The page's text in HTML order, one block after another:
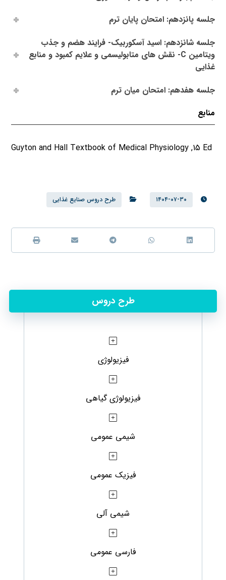
جلسه پانزدهم: امتحان پایان ترم
جلسه شانزدهم: اسید آسکوربیک- فرایند هضم و جذب
ویتامین C- نقش های متابولیسمی و علایم کمبود و منابع
غذایی
جلسه هفدهم: امتحان میان ترم
منابع
Guyton and Hall Textbook of Medical Physiology ,15 Ed
۱۴۰۴-۰۷-۳۰ طرح دروس صنایع غذایی
طرح دروس
فیزیولوژی
فیزیولوژی گیاهی
شیمی عمومی
فیزیک عمومی
شیمی آلی
فارسی عمومی